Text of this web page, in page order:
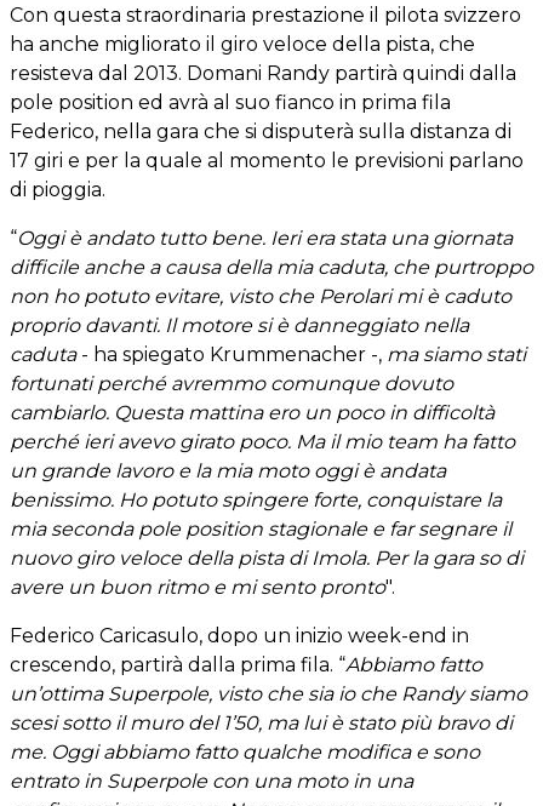
Con questa straordinaria prestazione il pilota svizzero
ha anche migliorato il giro veloce della pista, che
resisteva dal 2013. Domani Randy partirà quindi dalla
pole position ed avrà al suo fianco in prima fila
Federico, nella gara che si disputerà sulla distanza di
17 giri e per la quale al momento le previsioni parlano
di pioggia.
“Oggi è andato tutto bene. Ieri era stata una giornata
difficile anche a causa della mia caduta, che purtroppo
non ho potuto evitare, visto che Perolari mi è caduto
proprio davanti. Il motore si è danneggiato nella
caduta- ha spiegato Krummenacher -, ma siamo stati
fortunati perché avremmo comunque dovuto
cambiarlo. Questa mattina ero un poco in difficoltà
perché ieri avevo girato poco. Ma il mio team ha fatto
un grande lavoro e la mia moto oggi è andata
benissimo. Ho potuto spingere forte, conquistare la
mia seconda pole position stagionale e far segnare il
nuovo giro veloce della pista di Imola. Per la gara so di
avere un buon ritmo e mi sento pronto".
Federico Caricasulo, dopo un inizio week-end in
crescendo, partirà dalla prima fila. “Abbiamo fatto
un’ottima Superpole, visto che sia io che Randy siamo
scesi sotto il muro del 1’50, ma lui è stato più bravo di
me. Oggi abbiamo fatto qualche modifica e sono
entrato in Superpole con una moto in una